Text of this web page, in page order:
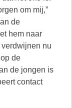
om mij,”
de
hem naar
nu
de
de jongen is
contact